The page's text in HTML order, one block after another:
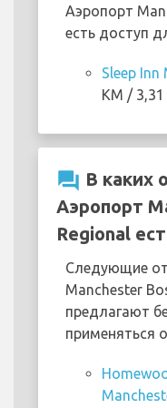
Аэропорт
есть доступ
Sleep
KM /
question_answer В каких
Аэропорт
Regional
Следующие
Manchester
предлагают
применяться